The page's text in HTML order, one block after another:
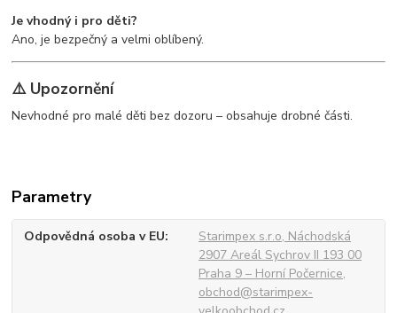
Je vhodný i pro děti?
Ano, je bezpečný a velmi oblíbený.
⚠️ Upozornění
Nevhodné pro malé děti bez dozoru – obsahuje drobné části.
Parametry
Odpovědná osoba v EU
Starimpex s.r.o, Náchodská
2907 Areál Sychrov II 193 00
Praha 9 – Horní Počernice,
obchod@starimpex-